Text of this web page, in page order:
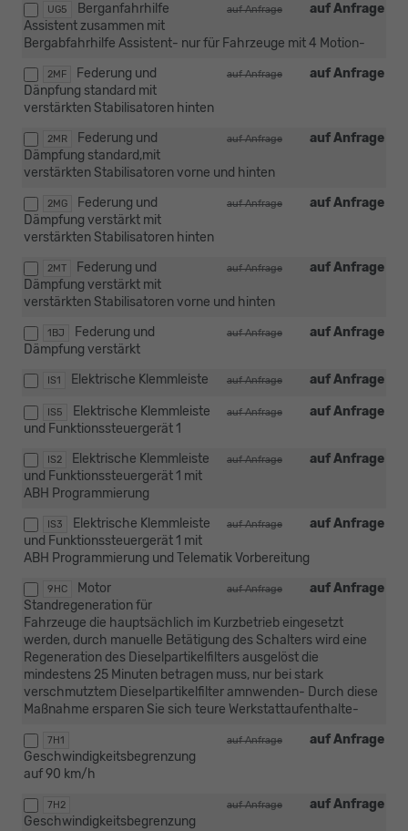
UG5 auf Anfrage
auf Anfrage
Berganfahrhilfe
Assistent zusammen mit
Bergabfahrhilfe Assistent- nur für Fahrzeuge mit 4 Motion-
2MF auf Anfrage
auf Anfrage
Federung und
Dänpfung standard mit
verstärkten Stabilisatoren hinten
2MR auf Anfrage
auf Anfrage
Federung und
Dämpfung standard,mit
verstärkten Stabilisatoren vorne und hinten
2MG auf Anfrage
auf Anfrage
Federung und
Dämpfung verstärkt mit
verstärkten Stabilisatoren hinten
2MT auf Anfrage
auf Anfrage
Federung und
Dämpfung verstärkt mit
verstärkten Stabilisatoren vorne und hinten
1BJ auf Anfrage
auf Anfrage
Federung und
Dämpfung verstärkt
IS1 auf Anfrage
auf Anfrage
Elektrische Klemmleiste
IS5 auf Anfrage
auf Anfrage
Elektrische Klemmleiste
und Funktionssteuergerät 1
IS2 auf Anfrage
auf Anfrage
Elektrische Klemmleiste
und Funktionssteuergerät 1 mit
ABH Programmierung
IS3 auf Anfrage
auf Anfrage
Elektrische Klemmleiste
und Funktionssteuergerät 1 mit
ABH Programmierung und Telematik Vorbereitung
9HC auf Anfrage
auf Anfrage
Motor
Standregeneration für
Fahrzeuge die hauptsächlich im Kurzbetrieb eingesetzt
werden, durch manuelle Betätigung des Schalters wird eine
Regeneration des Dieselpartikelfilters ausgelöst die
mindestens 25 Minuten betragen muss, nur bei stark
verschmutztem Dieselpartikelfilter amnwenden- Durch diese
Maßnahme ersparen Sie sich teure Werkstattaufenthalte-
7H1 auf Anfrage
auf Anfrage
Geschwindigkeitsbegrenzung
auf 90 km/h
7H2 auf Anfrage
auf Anfrage
Geschwindigkeitsbegrenzung